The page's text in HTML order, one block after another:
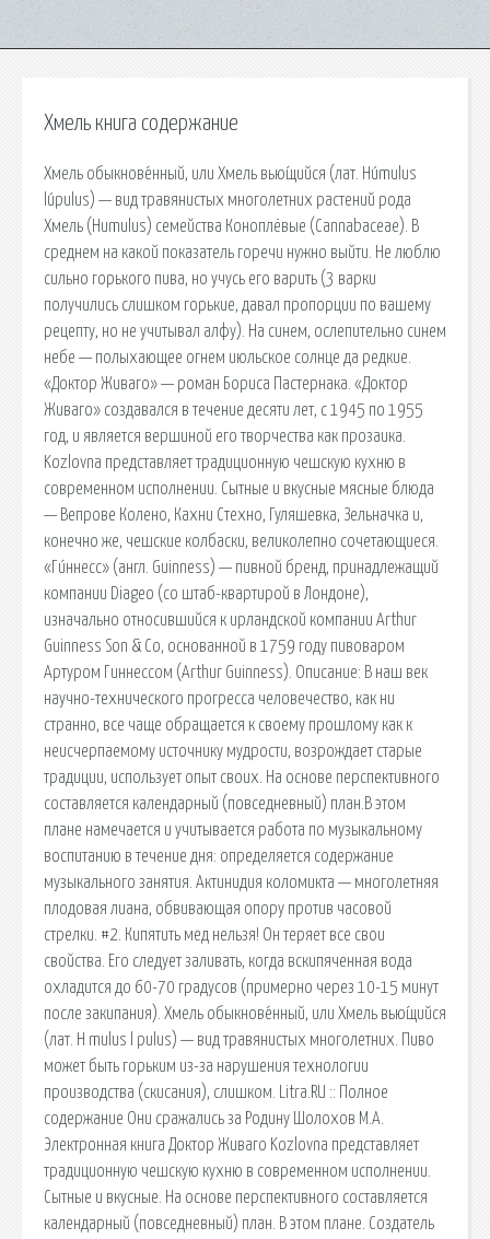
Хмель книга содержание
Хмель обыкнове́нный, или Хмель вью́щийся (лат. Húmulus
lúpulus) — вид травянистых многолетних растений рода
Хмель (Humulus) семейства Коноплёвые (Cannabaceae). В
среднем на какой показатель горечи нужно выйти. Не люблю
сильно горького пива, но учусь его варить (3 варки
получились слишком горькие, давал пропорции по вашему
рецепту, но не учитывал алфу). На синем, ослепительно синем
небе — полыхающее огнем июльское солнце да редкие.
«Доктор Живаго» — роман Бориса Пастернака. «Доктор
Живаго» создавался в течение десяти лет, с 1945 по 1955
год, и является вершиной его творчества как прозаика.
Kozlovna представляет традиционную чешскую кухню в
современном исполнении. Сытные и вкусные мясные блюда
— Вепрове Колено, Кахни Стехно, Гуляшевка, Зельначка и,
конечно же, чешские колбаски, великолепно сочетающиеся.
«Ги́ннесс» (англ. Guinness) — пивной бренд, принадлежащий
компании Diageo (со штаб-квартирой в Лондоне),
изначально относившийся к ирландской компании Arthur
Guinness Son & Co, основанной в 1759 году пивоваром
Артуром Гиннессом (Arthur Guinness). Описание: В наш век
научно-технического прогресса человечество, как ни
странно, все чаще обращается к своему прошлому как к
неисчерпаемому источнику мудрости, возрождает старые
традиции, использует опыт своих. На основе перспективного
составляется календарный (повседневный) план.В этом
плане намечается и учитывается работа по музыкальному
воспитанию в течение дня: определяется содержание
музыкального занятия. Актинидия коломикта — многолетняя
плодовая лиана, обвивающая опору против часовой
стрелки. #2. Кипятить мед нельзя! Он теряет все свои
свойства. Его следует заливать, когда вскипяченная вода
охладится до 60-70 градусов (примерно через 10-15 минут
после закипания). Хмель обыкнове́нный, или Хмель вью́щийся
(лат. H mulus l pulus) — вид травянистых многолетних. Пиво
может быть горьким из-за нарушения технологии
производства (скисания), слишком. Litra.RU :: Полное
содержание Они сражались за Родину Шолохов М.А.
Электронная книга Доктор Живаго Kozlovna представляет
традиционную чешскую кухню в современном исполнении.
Сытные и вкусные. На основе перспективного составляется
календарный (повседневный) план. В этом плане. Создатель